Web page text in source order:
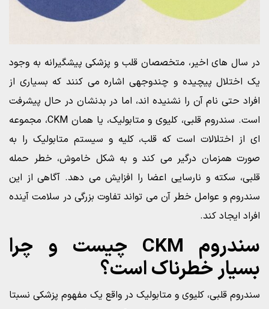
در سال های اخیر، متخصصان قلب و پزشکی پیشگیرانه به وجود
یک اختلال پیچیده و چندوجهی اشاره می کنند که بسیاری از
افراد حتی نام آن را نشنیده اند، اما در بدنشان در حال پیشرفت
است. سندروم قلبی، کلیوی و متابولیک، یا همان CKM، مجموعه
ای از اختلالات است که قلب، کلیه و سیستم متابولیک را به
صورت همزمان درگیر می کند و به شکل خاموش، خطر حمله
قلبی، سکته و نارسایی اعضا را افزایش می دهد. آگاهی از این
سندروم و عوامل خطر آن می تواند تفاوت بزرگی در سلامت آینده
افراد ایجاد کند.
سندروم CKM چيست و چرا
بسيار خطرناک است؟
سندروم قلبی، کلیوی و متابولیک در واقع یک مفهوم پزشکی نسبتا